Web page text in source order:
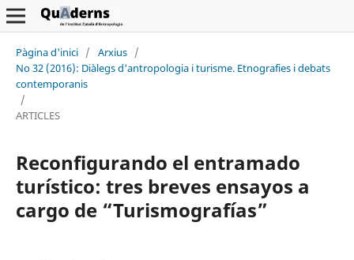
Pàgina d'inici / Arxius /
No 32 (2016): Diàlegs d'antropologia i turisme. Etnografies i debats
contemporanis
/
ARTICLES
Reconfigurando el entramado
turístico: tres breves ensayos a
cargo de “Turismografías”